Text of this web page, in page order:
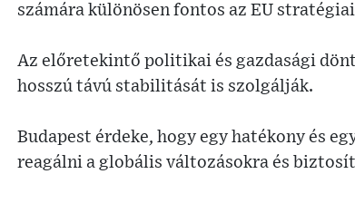
számára különösen fontos az EU
Az előretekintő politikai és gazdasági
hosszú távú stabilitását is szolgálják.
Budapest érdeke, hogy egy hatékony és
reagálni a globális változásokra és